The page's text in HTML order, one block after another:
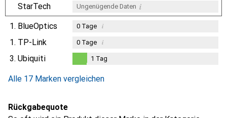
StarTech Ungenügende Daten i
1. BlueOptics 0Tage i
1. TP-Link 0Tage i
3. Ubiquiti 1 Tag
Alle 17 Marken vergleichen
Rückgabequote